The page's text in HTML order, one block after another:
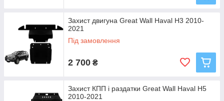
Захист двигуна Great Wall Haval H3 2010-
2021
Під замовлення
2 700 ₴
Захист КПП і раздатки Great Wall Haval H5
2010-2021